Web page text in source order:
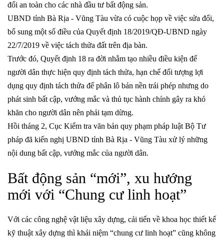
đối an toàn cho các nhà đầu tư bất động sản.
UBND tỉnh Bà Rịa - Vũng Tàu vừa có cuộc họp về việc sửa đổi,
bổ sung một số điều của Quyết định 18/2019/QĐ-UBND ngày
22/7/2019 về việc tách thửa đất trên địa bàn.
Trước đó, Quyết định 18 ra đời nhằm tạo nhiều điều kiện để
người dân thực hiện quy định tách thửa, hạn chế đối tượng lợi
dụng quy định tách thửa để phân lô bán nền trái phép nhưng do
phát sinh bất cập, vướng mắc và thủ tục hành chính gây ra khó
khăn cho người dân nên phải tạm dừng.
Hồi tháng 2, Cục Kiểm tra văn bản quy phạm pháp luật Bộ Tư
pháp đã kiến nghị UBND tỉnh Bà Rịa - Vũng Tàu xử lý những
nội dung bất cập, vướng mắc của người dân.
Bất động sản “mới”, xu hướng
mới với “Chung cư linh hoạt”
Với các công nghệ vật liệu xây dựng, cải tiến về khoa học thiết kế
kỹ thuật xây dựng thì khái niệm “chung cư linh hoạt” cũng không